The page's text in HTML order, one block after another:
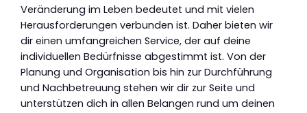
Veränderung im Leben bedeutet und mit vielen
Herausforderungen verbunden ist. Daher bieten wir
dir einen umfangreichen Service, der auf deine
individuellen Bedürfnisse abgestimmt ist. Von der
Planung und Organisation bis hin zur Durchführung
und Nachbetreuung stehen wir dir zur Seite und
unterstützen dich in allen Belangen rund um deinen